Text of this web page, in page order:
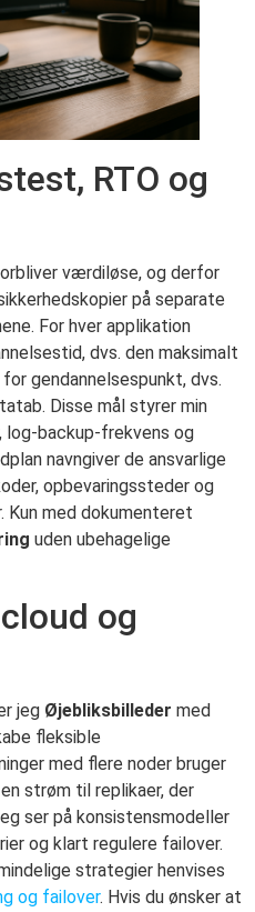
RTO og
værdiløse, og derfor
på separate
For hver applikation
dvs. den maksimalt
gendannelsespunkt, dvs.
Disse mål styrer min
log-backup-frekvens og
navngiver de ansvarlige
opbevaringssteder og
Kun med dokumenteret
uden ubehagelige
og
jeg Øjebliksbilleder med
fleksible
med flere noder bruger
strøm til replikaer, der
ser på konsistensmodeller
og klart regulere failover.
strategier henvises
og failover. Hvis du ønsker at